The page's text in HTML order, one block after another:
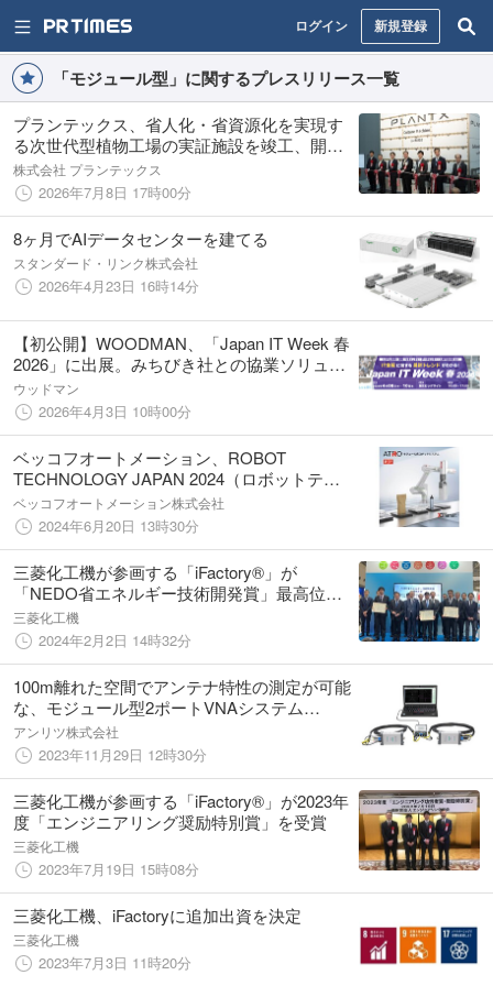
ログイン 新規登録
「モジュール型」に関するプレスリリース一覧
プランテックス、省人化・省資源化を実現す
る次世代型植物工場の実証施設を竣工、開所
式を開催
株式会社 プランテックス
2026年7月8日 17時00分
8ヶ月でAIデータセンターを建てる
スタンダード・リンク株式会社
2026年4月23日 16時14分
【初公開】WOODMAN、「Japan IT Week 春
2026」に出展。みちびき社との協業ソリュー
ション「MICHIBIKI DCパネルタイプ」と最新
の「4U液浸冷却システム」の実物を初お披露
目
ウッドマン
2026年4月3日 10時00分
ベッコフオートメーション、ROBOT
TECHNOLOGY JAPAN 2024（ロボットテク
ノロジージャパン2024）に出展！
ベッコフオートメーション株式会社
2024年6月20日 13時30分
三菱化工機が参画する「iFactory®」が
「NEDO省エネルギー技術開発賞」最高位に
あたる理事長賞を受賞
三菱化工機
2024年2月2日 14時32分
100m離れた空間でアンテナ特性の測定が可能
な、モジュール型2ポートVNAシステム
ME7869Aを販売開始
アンリツ株式会社
2023年11月29日 12時30分
三菱化工機が参画する「iFactory®」が2023年
度「エンジニアリング奨励特別賞」を受賞
三菱化工機
2023年7月19日 15時08分
三菱化工機、iFactoryに追加出資を決定
三菱化工機
2023年7月3日 11時20分